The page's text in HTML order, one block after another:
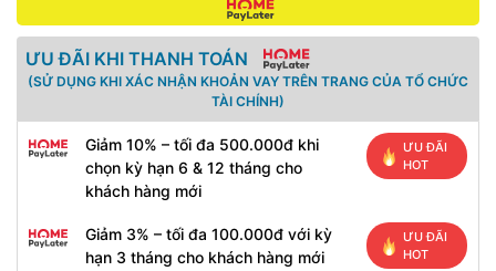
ƯU ĐÃI KHI THANH TOÁN
(SỬ DỤNG KHI XÁC NHẬN KHOẢN VAY TRÊN TRANG CỦA TỔ CHỨC
TÀI CHÍNH)
Giảm 10% – tối đa 500.000đ khi
chọn kỳ hạn 6 & 12 tháng cho
khách hàng mới
ƯU ĐÃI
HOT
Giảm 3% – tối đa 100.000đ với kỳ
hạn 3 tháng cho khách hàng mới
ƯU ĐÃI
HOT